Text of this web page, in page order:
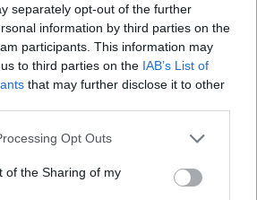
separately opt-out of the further
information by third parties on the
participants. This information may
to third parties on the IAB’s List of
that may further disclose it to other
Opt Outs
of the Sharing of my